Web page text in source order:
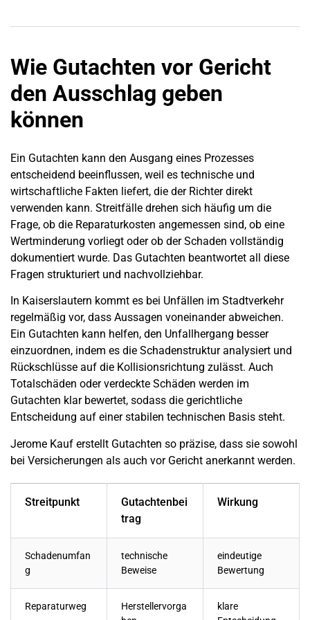
Wie Gutachten vor Gericht
den Ausschlag geben
können
Ein Gutachten kann den Ausgang eines Prozesses
entscheidend beeinflussen, weil es technische und
wirtschaftliche Fakten liefert, die der Richter direkt
verwenden kann. Streitfälle drehen sich häufig um die
Frage, ob die Reparaturkosten angemessen sind, ob eine
Wertminderung vorliegt oder ob der Schaden vollständig
dokumentiert wurde. Das Gutachten beantwortet all diese
Fragen strukturiert und nachvollziehbar.
In Kaiserslautern kommt es bei Unfällen im Stadtverkehr
regelmäßig vor, dass Aussagen voneinander abweichen.
Ein Gutachten kann helfen, den Unfallhergang besser
einzuordnen, indem es die Schadenstruktur analysiert und
Rückschlüsse auf die Kollisionsrichtung zulässt. Auch
Totalschäden oder verdeckte Schäden werden im
Gutachten klar bewertet, sodass die gerichtliche
Entscheidung auf einer stabilen technischen Basis steht.
Jerome Kauf erstellt Gutachten so präzise, dass sie sowohl
bei Versicherungen als auch vor Gericht anerkannt werden.
Streitpunkt
Gutachtenbei
trag
Wirkung
Schadenumfan
g
technische
Beweise
eindeutige
Bewertung
Reparaturweg
Herstellervorga
klare